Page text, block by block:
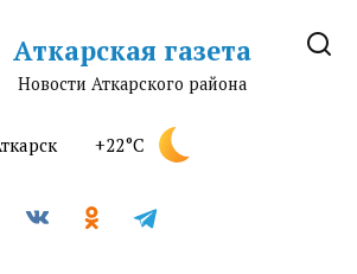
Аткарская газета
Новости Аткарского района
+22°C